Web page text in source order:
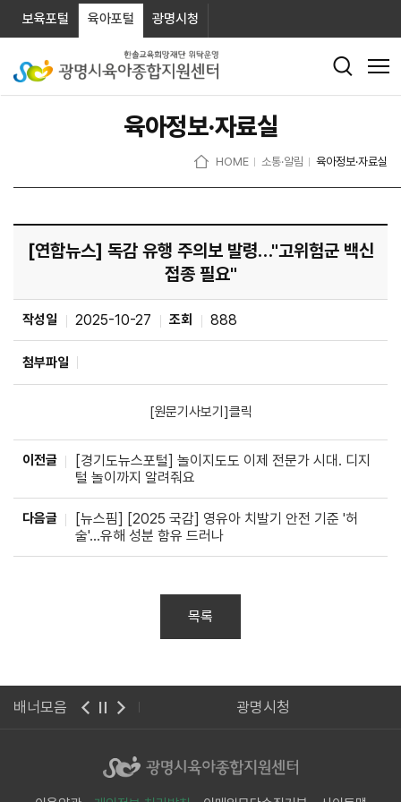
보육포털 육아포털 광명시청
육아정보·자료실
HOME 소통·알림 육아정보·자료실
[연합뉴스] 독감 유행 주의보 발령…"고위험군 백신
접종 필요"
작성일 2025-10-27 조회 888
첨부파일
[원문기사보기]클릭
이전글
[경기도뉴스포털] 놀이지도도 이제 전문가 시대. 디지
털 놀이까지 알려줘요
다음글
[뉴스핌] [2025 국감] 영유아 치발기 안전 기준 '허
술'…유해 성분 함유 드러나
목록
배너모음
육진흥원 광명시청